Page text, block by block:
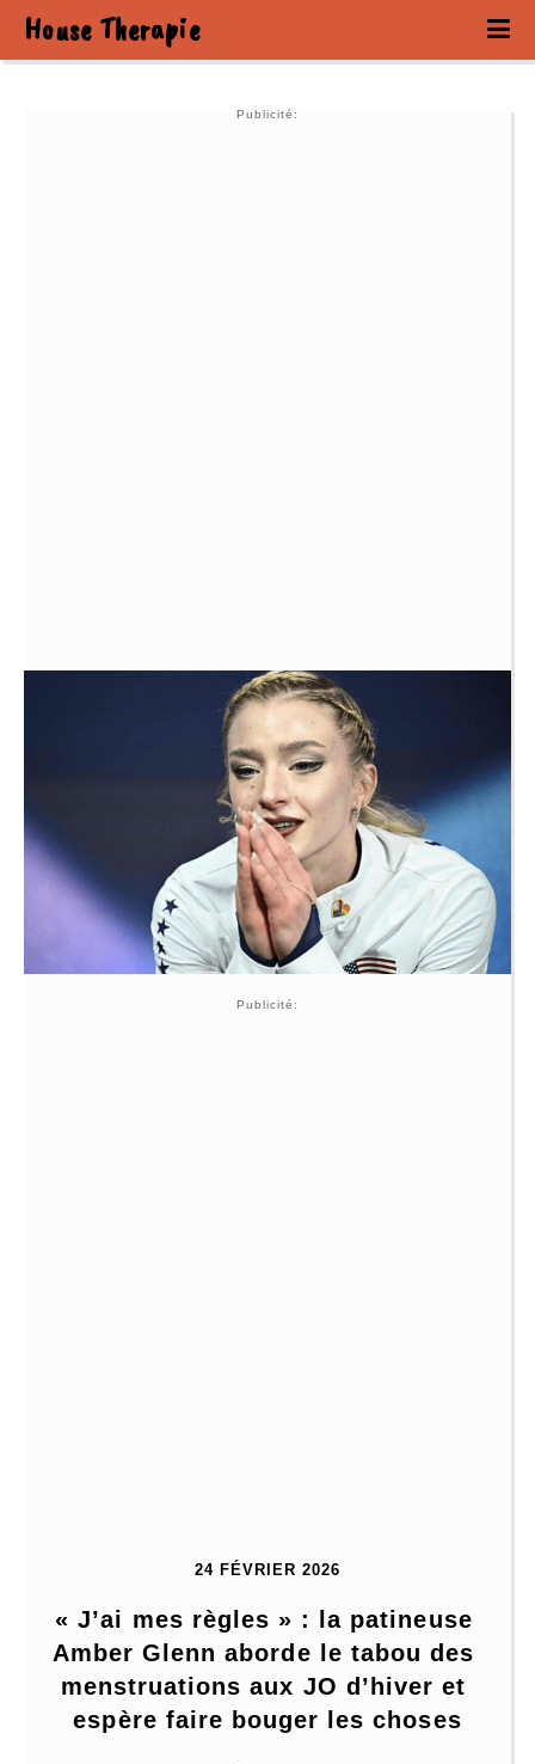
House Therapie
Publicité:
Publicité:
24 FÉVRIER 2026
« J’ai mes règles » : la patineuse
Amber Glenn aborde le tabou des
menstruations aux JO d’hiver et
espère faire bouger les choses